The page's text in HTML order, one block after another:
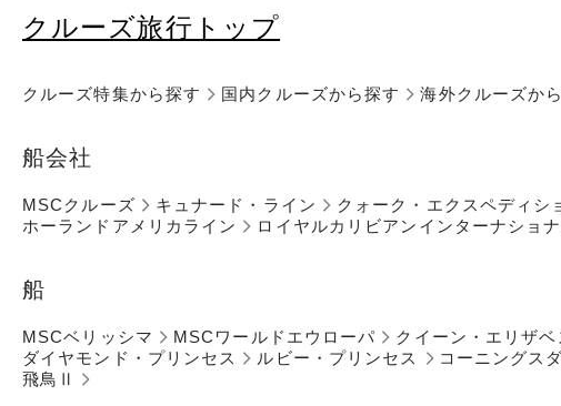
クルーズ旅行トップ
クルーズ特集から探す 国内クルーズから探す 海外クルーズか
船会社
MSCクルーズ キュナード・ライン クォーク・エクスペディシ
ホーランドアメリカライン
ロイヤルカリビアンインターナショ
船
MSCベリッシマ MSCワールドエウローパ クイーン・エリザベ
ダイヤモンド・プリンセス
ルビー・プリンセス コーニングス
飛鳥Ⅱ